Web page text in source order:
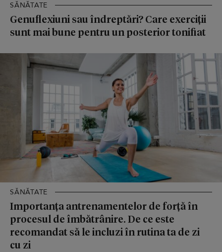
SĂNĂTATE
Genuflexiuni sau îndreptări? Care exerciții
sunt mai bune pentru un posterior tonifiat
SĂNĂTATE
Importanța antrenamentelor de forță în
procesul de îmbătrânire. De ce este
recomandat să le incluzi în rutina ta de zi
cu zi